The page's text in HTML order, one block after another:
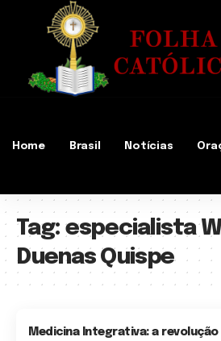
Home Brasil Notícias
Tag: especialista
Duenas Quispe
Medicina Integrativa: a revolução